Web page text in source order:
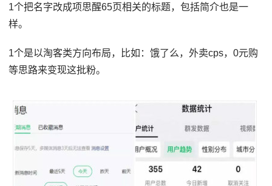
1个把名字改成项思醒65页相关的标题，包括简介也是一
样。
1个是以淘客类方向布局，比如：饿了么，外卖cps，0元购
等思路来变现这批粉。